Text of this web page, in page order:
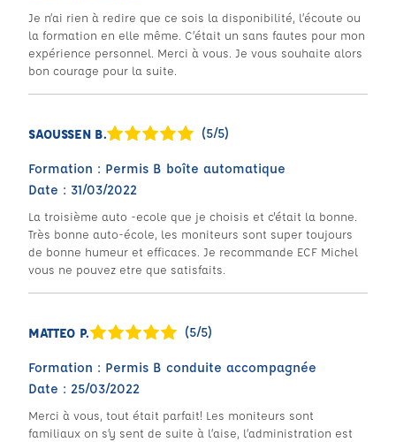
Je n’ai rien à redire que ce sois la disponibilité, l’écoute ou
la formation en elle même. C’était un sans fautes pour mon
expérience personnel. Merci à vous. Je vous souhaite alors
bon courage pour la suite.
SAOUSSEN B. (5/5)
Formation : Permis B boîte automatique
Date : 31/03/2022
La troisième auto -ecole que je choisis et c'était la bonne.
Très bonne auto-école, les moniteurs sont super toujours
de bonne humeur et efficaces. Je recommande ECF Michel
vous ne pouvez etre que satisfaits.
MATTEO P. (5/5)
Formation : Permis B conduite accompagnée
Date : 25/03/2022
Merci à vous, tout était parfait! Les moniteurs sont
familiaux on s’y sent de suite à l’aise, l’administration est